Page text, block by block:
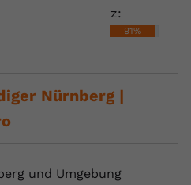
z:
91%
Nürnberg |
und Umgebung